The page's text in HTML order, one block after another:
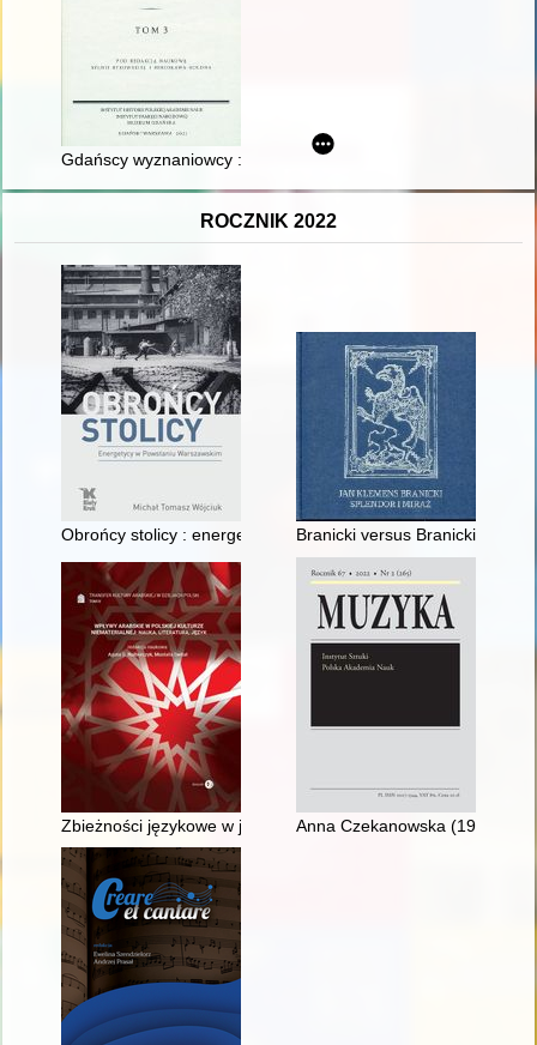
Gdańscy wyznaniowcy : kadry administracji wyznaniowej w
ROCZNIK 2022
Obrońcy stolicy : energetycy w Powstaniu Warszawskim
Branicki versus Branicki
Zbieżności językowe w języku polskim i arabskim
Anna Czekanowska (1929-